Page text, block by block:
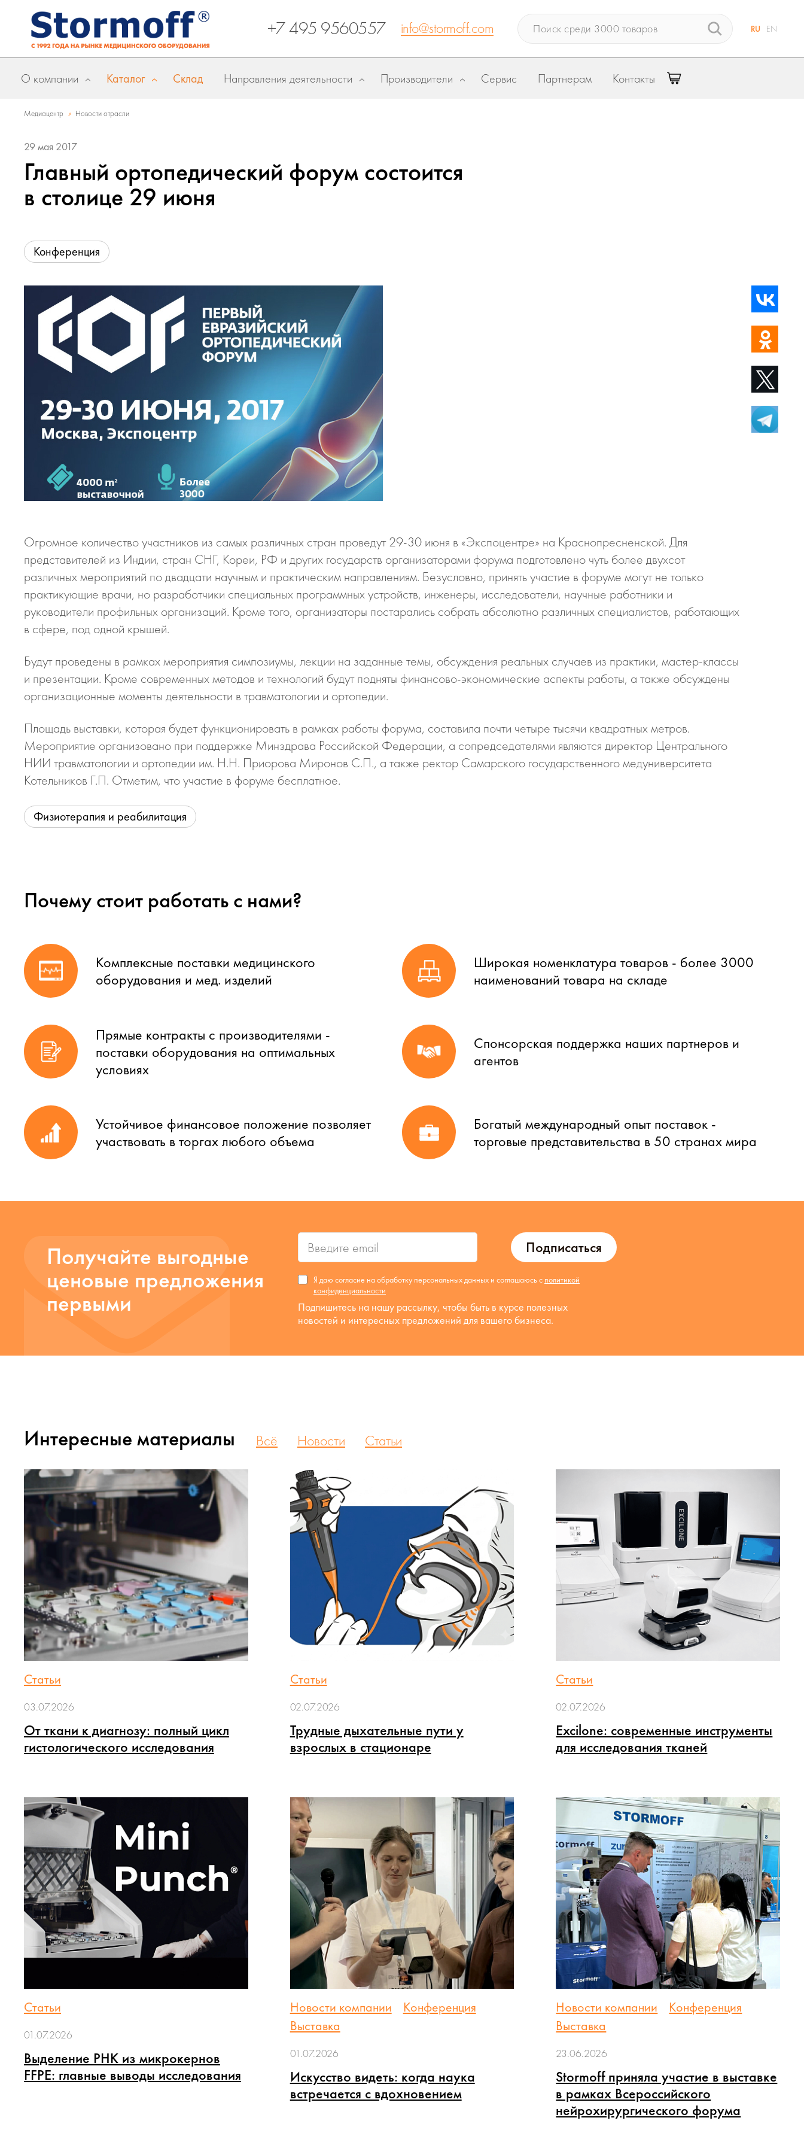
+7 495 9560557 info@stormoff.com RU EN
О компании Каталог Склад Направления деятельности Производители Сервис Партнерам Контакты
Медиацентр » Новости отрасли
29 мая 2017
Главный ортопедический форум состоится
в столице 29 июня
Конференция
Огромное количество участников из самых различных стран проведут 29-30 июня в «Экспоцентре» на Краснопресненской. Для
представителей из Индии, стран СНГ, Кореи, РФ и других государств организаторами форума подготовлено чуть более двухсот
различных мероприятий по двадцати научным и практическим направлениям. Безусловно, принять участие в форуме могут не только
практикующие врачи, но разработчики специальных программных устройств, инженеры, исследователи, научные работники и
руководители профильных организаций. Кроме того, организаторы постарались собрать абсолютно различных специалистов, работающих
в сфере, под одной крышей.
Будут проведены в рамках мероприятия симпозиумы, лекции на заданные темы, обсуждения реальных случаев из практики, мастер-классы
и презентации. Кроме современных методов и технологий будут подняты финансово-экономические аспекты работы, а также обсуждены
организационные моменты деятельности в травматологии и ортопедии.
Площадь выставки, которая будет функционировать в рамках работы форума, составила почти четыре тысячи квадратных метров.
Мероприятие организовано при поддержке Минздрава Российской Федерации, а сопредседателями являются директор Центрального
НИИ травматологии и ортопедии им. Н.Н. Приорова Миронов С.П., а также ректор Самарского государственного медуниверситета
Котельников Г.П. Отметим, что участие в форуме бесплатное.
Физиотерапия и реабилитация
Почему стоит работать с нами?
Комплексные поставки медицинского
оборудования и мед. изделий
Прямые контракты с производителями -
поставки оборудования на оптимальных
условиях
Устойчивое финансовое положение позволяет
участвовать в торгах любого объема
Широкая номенклатура товаров - более 3000
наименований товара на складе
Спонсорская поддержка наших партнеров и
агентов
Богатый международный опыт поставок -
торговые представительства в 50 странах мира
Получайте выгодные
ценовые предложения
первыми
Подписаться
Я даю согласие на обработку персональных данных и соглашаюсь с политикой
конфиденциальности
Подпишитесь на нашу рассылку, чтобы быть в курсе полезных
новостей и интересных предложений для вашего бизнеса.
Интересные материалы Всё Новости Статьи
Статьи
03.07.2026
От ткани к диагнозу: полный цикл
гистологического исследования
Статьи
02.07.2026
Трудные дыхательные пути у
взрослых в стационаре
Статьи
02.07.2026
Excilone: современные инструменты
для исследования тканей
Статьи
01.07.2026
Выделение РНК из микрокернов
FFPE: главные выводы исследования
Новости компании
Конференция
Выставка
01.07.2026
Искусство видеть: когда наука
встречается с вдохновением
Новости компании
Конференция
Выставка
23.06.2026
Stormoff приняла участие в выставке
в рамках Всероссийского
нейрохирургического форума